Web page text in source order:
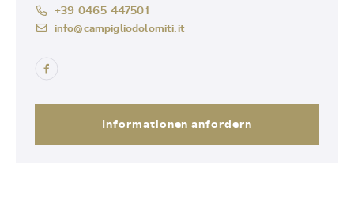
+39 0465 447501
info@campigliodolomiti.it
Informationen anfordern